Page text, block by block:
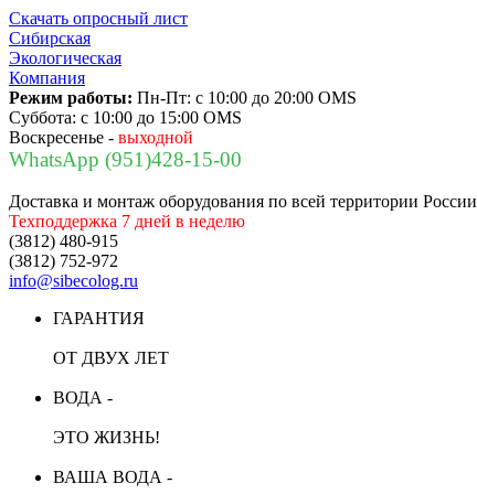
Скачать опросный лист
Сибирская
Экологическая
Компания
Режим работы: Пн-Пт: с 10:00 до 20:00 OMS
Суббота: с 10:00 до 15:00 OMS
Воскресенье - выходной
WhatsApp (951)428-15-00
Доставка и монтаж оборудования по всей территории России
Техподдержка 7 дней в неделю
(3812) 480-915
(3812) 752-972
info@sibecolog.ru
ГАРАНТИЯ
ОТ ДВУХ ЛЕТ
ВОДА -
ЭТО ЖИЗНЬ!
ВАША ВОДА -